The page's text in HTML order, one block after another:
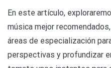
En este artículo,
música mejor
áreas de especialización
perspectivas y profundizar